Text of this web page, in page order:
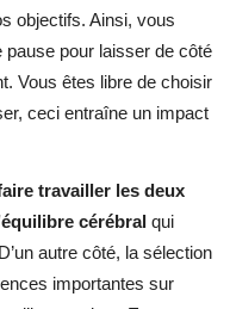
objectifs. Ainsi, vous
pause pour laisser de côté
Vous êtes libre de choisir
ceci entraîne un impact
travailler les deux
cérébral qui
autre côté, la sélection
importantes sur